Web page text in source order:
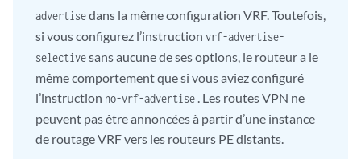
advertisedans la même configuration VRF. Toutefois,
si vous configurez l’instruction vrf-advertise-
selectivesans aucune de ses options, le routeur a le
même comportement que si vous aviez configuré
l’instruction no-vrf-advertise . Les routes VPN ne
peuvent pas être annoncées à partir d’une instance
de routage VRF vers les routeurs PE distants.